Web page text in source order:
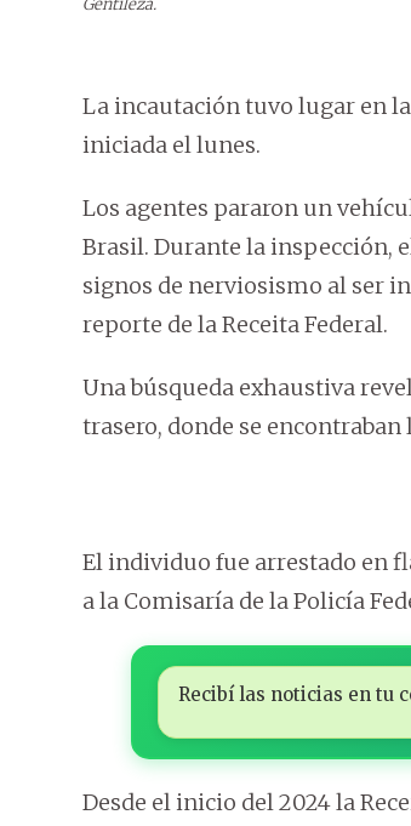
Gentileza.
La incautación tuvo lugar en
iniciada el lunes.
Los agentes pararon un
Brasil. Durante la inspección,
signos de nerviosismo al ser
reporte de la Receita Federal.
Una búsqueda exhaustiva
trasero, donde se encontraban
El individuo fue arrestado en
a la Comisaría de la Policía
Recibí las noticias en tu
Desde el inicio del 2024 la